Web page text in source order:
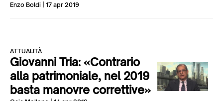
Enzo Boldi | 17 apr 2019
ATTUALITÀ
Giovanni Tria: «Contrario
alla patrimoniale, nel 2019
basta manovre correttive»